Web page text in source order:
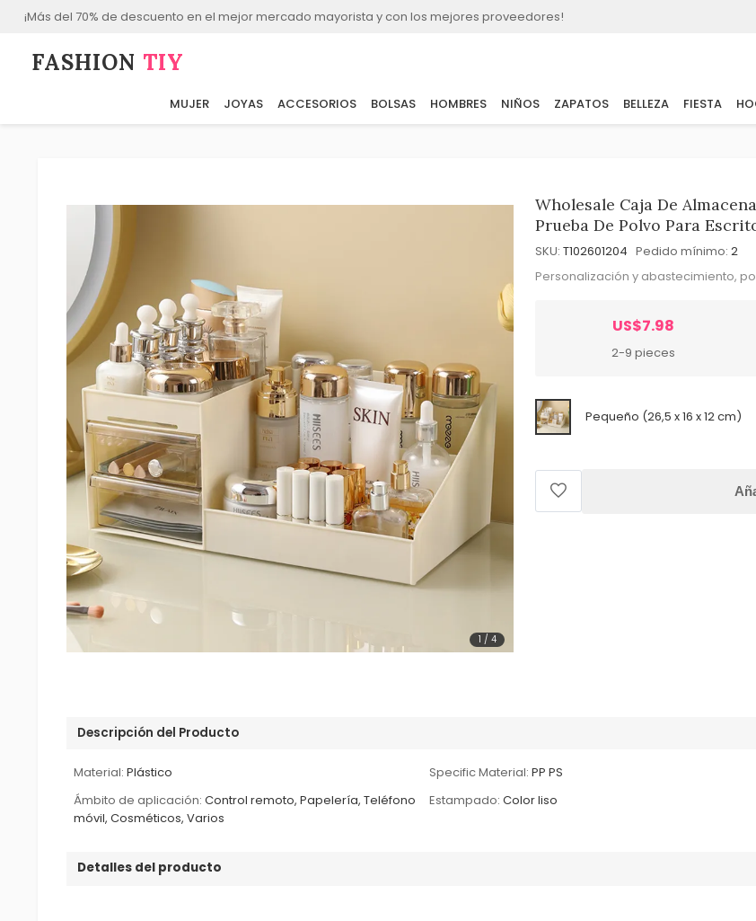
¡Más del 70% de descuento en el mejor mercado mayorista y con los mejores proveedores!
FASHION⁠ TIY
MUJER JOYAS ACCESORIOS BOLSAS HOMBRES NIÑOS ZAPATOS BELLEZA FIESTA
1 / 4
Wholesale Caja De
Prueba De Polvo Para
SKU: T102601204 Pedido mínimo: 2
Personalización y abastecimiento,
US$7.98
2-9 pieces
Pequeño (26,5 x 16 x 12 cm)
Descripción del Producto
Material: Plástico Specific Material: PP PS
Ámbito de aplicación: Control remoto, Papelería, Teléfono
móvil, Cosméticos, Varios
Estampado: Color liso
Detalles del producto